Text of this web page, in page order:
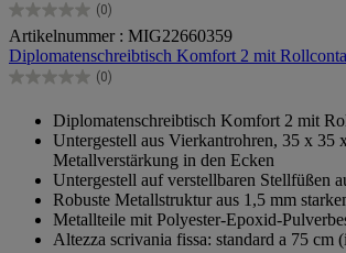
(0)
0.0
von
5
Sternen.
Artikelnummer : MIG22660359
Diplomatenschreibtisch Komfort 2 mit
(0)
0.0
Sternen.
Diplomatenschreibtisch Komfort 2 mit
Untergestell aus Vierkantrohren, 35 x 35
Metallverstärkung in den Ecken
Untergestell auf verstellbaren Stellfüßen
Robuste Metallstruktur aus 1,5 mm
Metallteile mit Polyester-Epoxid-
Altezza scrivania fissa: standard a 75 cm